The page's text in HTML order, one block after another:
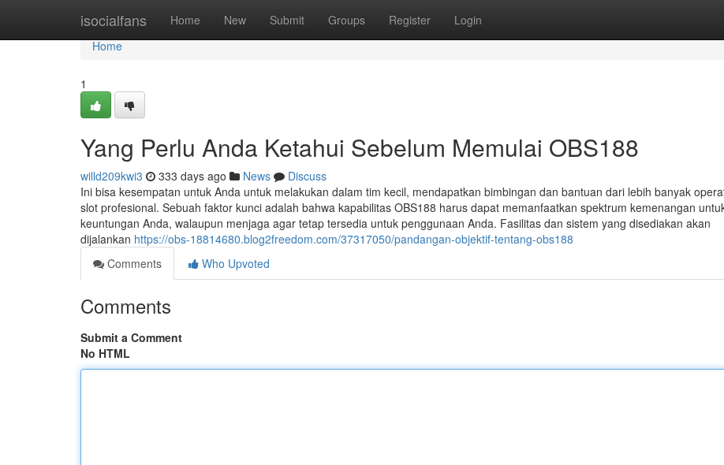
isocialfans Home New Submit Groups Register Login
Home
Home
1
Yang Perlu Anda Ketahui Sebelum Memulai OBS188
willd209kwi3 333 days ago News
Discuss
Ini bisa kesempatan untuk Anda untuk melakukan dalam tim kecil, mendapatkan bimbingan dan bantuan dari lebih banyak
slot profesional. Sebuah faktor kunci adalah bahwa kapabilitas OBS188 harus dapat memanfaatkan spektrum kemenangan
keuntungan Anda, walaupun menjaga agar tetap tersedia untuk penggunaan Anda. Fasilitas dan sistem yang disediakan akan
dijalankan https://obs-18814680.blog2freedom.com/37317050/pandangan-objektif-tentang-obs188
Comments
Who Upvoted
Comments
Submit a Comment
No HTML